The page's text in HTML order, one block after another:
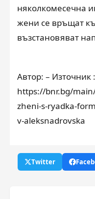
няколкомесечна
жени се връщат
възстановяват
Автор: – Източник :
https://bnr.bg/
zheni-s-ryadka-
v-aleksnadrovska
Twitter